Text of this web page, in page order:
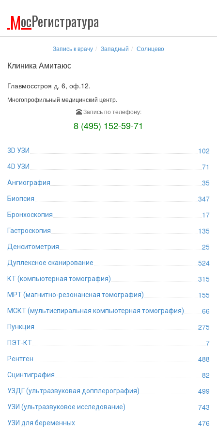
МосРегистратура
Запись к врачу Западный Солнцево
Клиника Амитаюс
Главмосстроя д. 6, оф.12.
Многопрофильный медицинский центр.
Запись по телефону:
8 (495) 152-59-71
3D УЗИ 102
4D УЗИ 71
Ангиография 35
Биопсия 347
Бронхоскопия 17
Гастроскопия 135
Денситометрия 25
Дуплексное сканирование 524
КТ (компьютерная томография) 315
МРТ (магнитно-резонансная томография) 155
МСКТ (мультиспиральная компьютерная томография) 66
Пункция 275
ПЭТ-КТ 7
Рентген 488
Сцинтиграфия 82
УЗДГ (ультразвуковая допплерография) 499
УЗИ (ультразвуковое исследование) 743
УЗИ для беременных
476